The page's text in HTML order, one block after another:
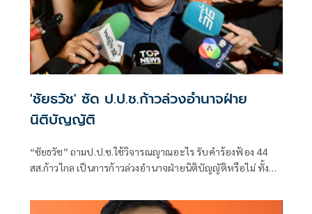
'ชัยธวัช' ซัด ป.ป.ช.ก้าวล่วงอำนาจฝ่าย
นิติบัญญัติ
“ชัยธวัช” ถามป.ป.ช.ใช้วิจารณญาณอะไร รับคำร้องฟ้อง 44
สส.ก้าวไกล เป็นการก้าวล่วงอำนาจฝ่ายนิติบัญญัติหรือไม่ ทั้งที่